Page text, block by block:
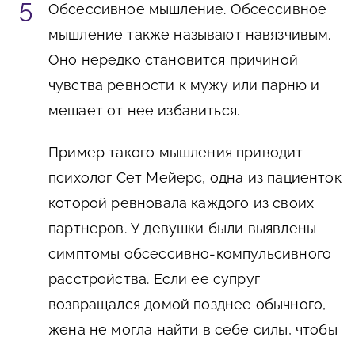
Обсессивное мышление. Обсессивное
мышление также называют навязчивым.
Оно нередко становится причиной
чувства ревности к мужу или парню и
мешает от нее избавиться.
Пример такого мышления приводит
психолог Сет Мейерс, одна из пациенток
которой ревновала каждого из своих
партнеров. У девушки были выявлены
симптомы обсессивно-компульсивного
расстройства. Если ее супруг
возвращался домой позднее обычного,
жена не могла найти в себе силы, чтобы